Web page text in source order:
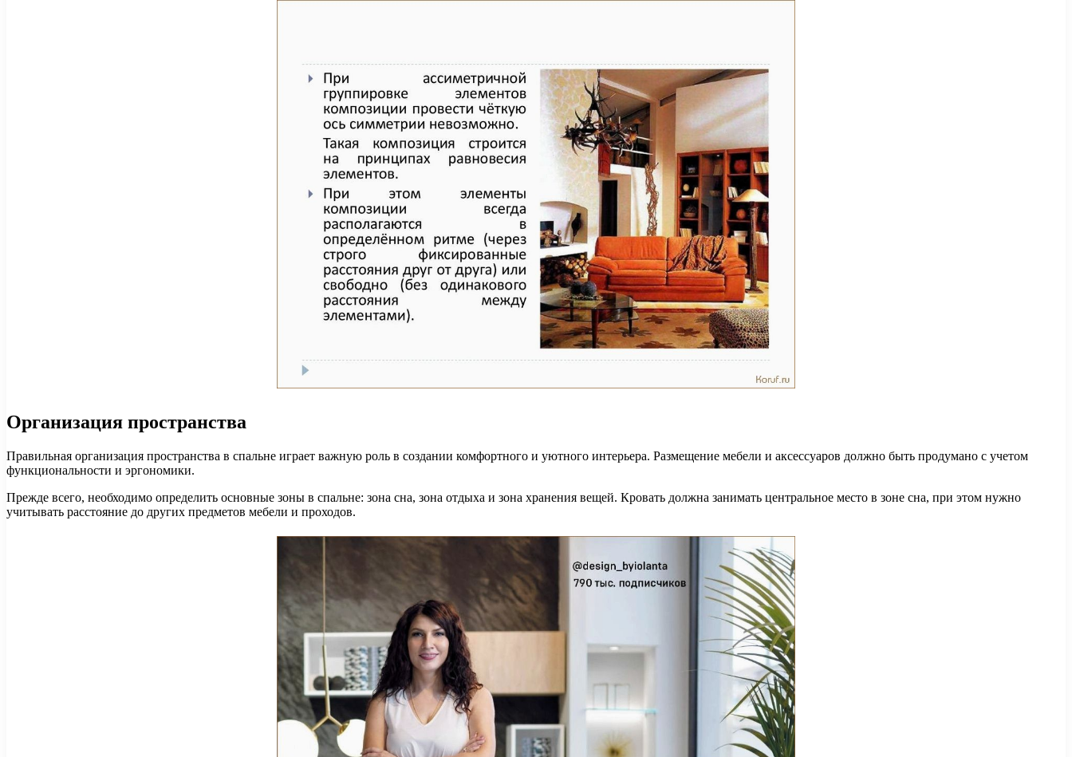
Организация пространства
Правильная организация пространства в спальне играет важную роль в создании комфортного и уютного интерьера. Размещение мебели и аксессуаров должно быть продумано с учетом
функциональности и эргономики.
Прежде всего, необходимо определить основные зоны в спальне: зона сна, зона отдыха и зона хранения вещей. Кровать должна занимать центральное место в зоне сна, при этом нужно
учитывать расстояние до других предметов мебели и проходов.